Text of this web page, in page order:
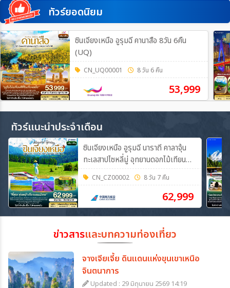
ทัวร์ยอดนิยม
ซินเจียงเหนือ อูรุมฉี คานาสือ 8วัน 6คืน
(UQ)
CN_UQ00001 8 วัน 6 คืน
53,999
ทัวร์แนะนำประจำเดือน
ซินเจียงเหนือ อูรุมฉี นาราถี คาลาจุ้น
ทะเลสาปไซหลี่มู่ อุทยานดอกไม้เทียน
ซาน 8วัน 7คืน (CZ)
CN_CZ00002 8 วัน 7 คืน
62,999
ข่าวสารและบทความท่องเที่ยว
จางเจียเจี้ย ดินแดนแห่งขุนเขาเหนือ
จินตนาการ
Updated : 29 มิถุนายน 2569 14:19